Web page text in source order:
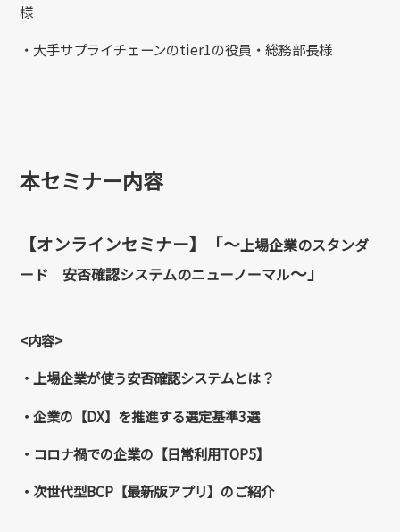
様
・大手サプライチェーンのtier1の役員・総務部長様
本セミナー内容
【オンラインセミナー】「～上場企業のスタンダ
ード 安否確認システムのニューノーマル～」
<内容>
・上場企業が使う安否確認システムとは？
・企業の【DX】を推進する選定基準3選
・コロナ禍での企業の【日常利用TOP5】
・次世代型BCP【最新版アプリ】のご紹介